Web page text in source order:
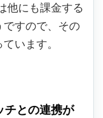
他にも課金する
ですので、その
います。
との連携が